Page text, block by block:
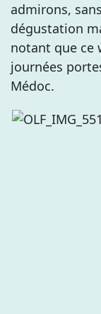
admirons,
dégustation
notant que ce
journées
Médoc.